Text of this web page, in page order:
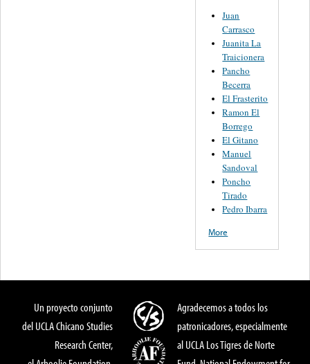
Juan
Carrasco
Juanita La
Traicionera
Pancho
Becerra
El Frasterito
Ramon El
Borrego
El Gitano
Manuel
Sandoval
Poncho
Tirado
Pedro Ibarra
More
Un proyecto conjunto
del UCLA Chicano Studies
Research Center,
Agradecemos a todos los
patronicadores, especialmente
al UCLA Los Tigres de Norte